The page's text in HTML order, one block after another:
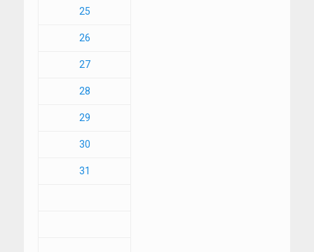
25
26
27
28
29
30
31